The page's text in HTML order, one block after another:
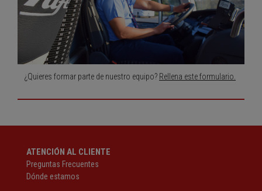
¿Quieres formar parte de nuestro equipo? Rellena este formulario.
ATENCIÓN AL CLIENTE
Preguntas Frecuentes
Dónde estamos